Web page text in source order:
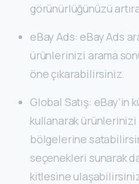
görünürlüğünüzü
eBay Ads: eBay Ads
ürünlerinizi arama
öne çıkarabilirsiniz.
Global Satış: eBay’in
kullanarak ürünlerinizi
bölgelerine
seçenekleri sunarak
kitlesine